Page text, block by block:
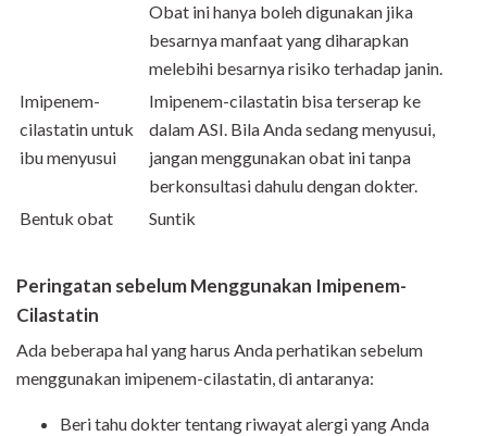
Obat ini hanya boleh digunakan jika
besarnya manfaat yang diharapkan
melebihi besarnya risiko terhadap janin.
Imipenem-
cilastatin untuk
ibu menyusui
Imipenem-cilastatin bisa terserap ke
dalam ASI. Bila Anda sedang menyusui,
jangan menggunakan obat ini tanpa
berkonsultasi dahulu dengan dokter.
Bentuk obat
Suntik
Peringatan sebelum Menggunakan Imipenem-
Cilastatin
Ada beberapa hal yang harus Anda perhatikan sebelum
menggunakan imipenem-cilastatin, di antaranya:
Beri tahu dokter tentang riwayat alergi yang Anda